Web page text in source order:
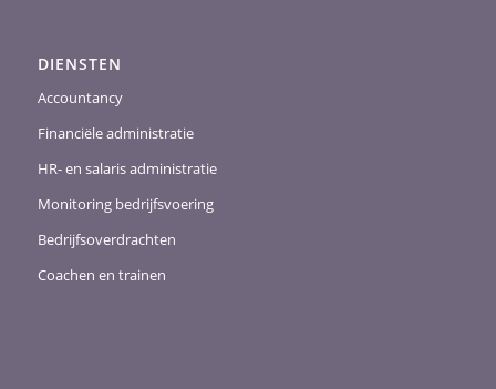
DIENSTEN
Accountancy
Financiële administratie
HR- en salaris administratie
Monitoring bedrijfsvoering
Bedrijfsoverdrachten
Coachen en trainen